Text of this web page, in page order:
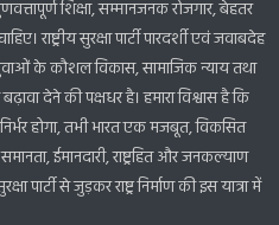
शिक्षा, सम्मानजनक रोजगार, बेहतर
राष्ट्रीय सुरक्षा पार्टी पारदर्शी एवं जवाबदेह
युवाओं के कौशल विकास, सामाजिक न्याय तथा
देने की पक्षधर है। हमारा विश्वास है कि
होगा, तभी भारत एक मजबूत, विकसित
ईमानदारी, राष्ट्रहित और जनकल्याण
पार्टी से जुड़कर राष्ट्र निर्माण की इस यात्रा में